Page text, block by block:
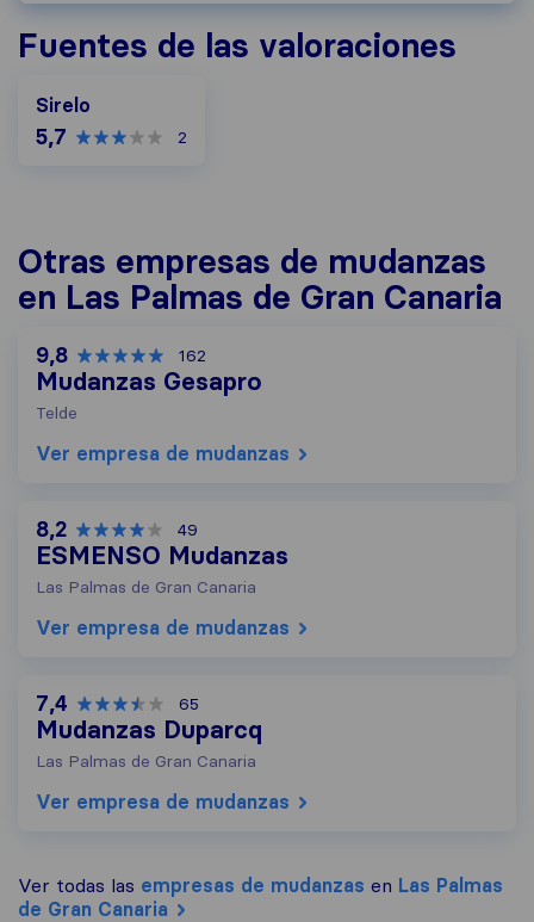
Fuentes de las valoraciones
Sirelo
5,7 2
Otras empresas de mudanzas
en Las Palmas de Gran Canaria
9,8 162
Mudanzas Gesapro
Telde
Ver empresa de mudanzas
8,2 49
ESMENSO Mudanzas
Las Palmas de Gran Canaria
Ver empresa de mudanzas
7,4 65
Mudanzas Duparcq
Las Palmas de Gran Canaria
Ver empresa de mudanzas
Ver todas las empresas de mudanzas en Las Palmas
de Gran Canaria